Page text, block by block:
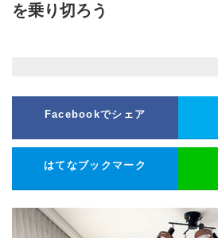
を乗り切ろう
Facebookでシェア
はてなブックマーク